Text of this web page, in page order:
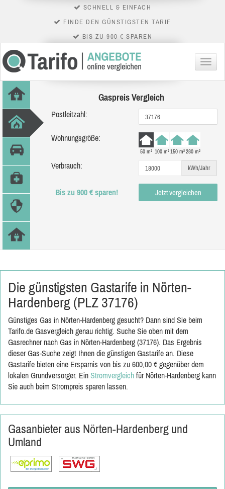
SCHNELL & EINFACH
FINDE DEN GÜNSTIGSTEN TARIF
BIS ZU 900 € SPAREN
Menü
Gaspreis Vergleich
Postleitzahl:
Wohnungsgröße:
50 m² 100 m²150 m²280 m²
Verbrauch: kWh/Jahr
Bis zu 900 € sparen! Jetzt vergleichen
Die günstigsten Gastarife in Nörten-
Hardenberg (PLZ 37176)
Günstiges Gas in Nörten-Hardenberg gesucht? Dann sind Sie beim
Tarifo.de Gasvergleich genau richtig. Suche Sie oben mit dem
Gasrechner nach Gas in Nörten-Hardenberg (37176). Das Ergebnis
dieser Gas-Suche zeigt Ihnen die günstigen Gastarife an. Diese
Gastarife bieten eine Ersparnis von bis zu 600,00 € gegenüber dem
lokalen Grundversorger. Ein Stromvergleich für Nörten-Hardenberg kann
Sie auch beim Strompreis sparen lassen.
Gasanbieter aus Nörten-Hardenberg und
Umland